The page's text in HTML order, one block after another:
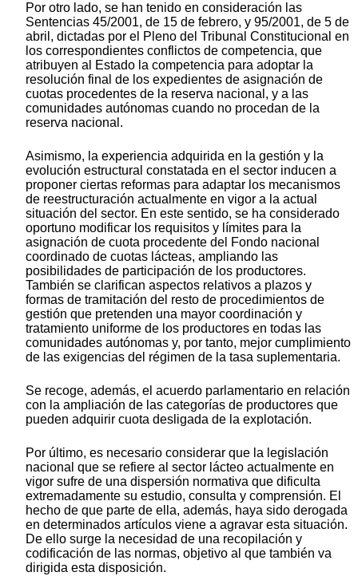
Por otro lado, se han tenido en consideración las
Sentencias 45/2001, de 15 de febrero, y 95/2001, de 5 de
abril, dictadas por el Pleno del Tribunal Constitucional en
los correspondientes conflictos de competencia, que
atribuyen al Estado la competencia para adoptar la
resolución final de los expedientes de asignación de
cuotas procedentes de la reserva nacional, y a las
comunidades autónomas cuando no procedan de la
reserva nacional.
Asimismo, la experiencia adquirida en la gestión y la
evolución estructural constatada en el sector inducen a
proponer ciertas reformas para adaptar los mecanismos
de reestructuración actualmente en vigor a la actual
situación del sector. En este sentido, se ha considerado
oportuno modificar los requisitos y límites para la
asignación de cuota procedente del Fondo nacional
coordinado de cuotas lácteas, ampliando las
posibilidades de participación de los productores.
También se clarifican aspectos relativos a plazos y
formas de tramitación del resto de procedimientos de
gestión que pretenden una mayor coordinación y
tratamiento uniforme de los productores en todas las
comunidades autónomas y, por tanto, mejor cumplimiento
de las exigencias del régimen de la tasa suplementaria.
Se recoge, además, el acuerdo parlamentario en relación
con la ampliación de las categorías de productores que
pueden adquirir cuota desligada de la explotación.
Por último, es necesario considerar que la legislación
nacional que se refiere al sector lácteo actualmente en
vigor sufre de una dispersión normativa que dificulta
extremadamente su estudio, consulta y comprensión. El
hecho de que parte de ella, además, haya sido derogada
en determinados artículos viene a agravar esta situación.
De ello surge la necesidad de una recopilación y
codificación de las normas, objetivo al que también va
dirigida esta disposición.